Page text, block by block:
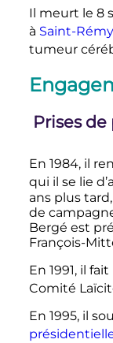
Il meurt le 8
à Saint-
tumeur
Prises
En 1984, il
qui il se lie
ans plus
de
Bergé est
François-
En 1991, il
Comité
En 1995, il